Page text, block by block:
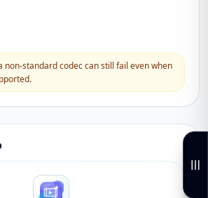
non-standard codec can still fail even when